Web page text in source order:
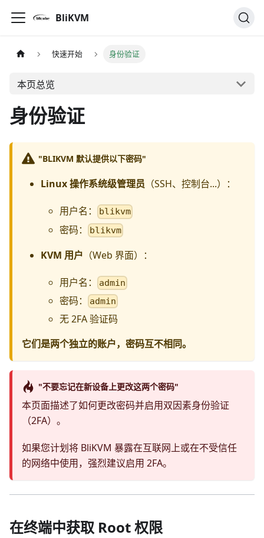
BliKVM
快速开始 身份验证
本页总览
身份验证
"BLIKVM 默认提供以下密码"
Linux 操作系统级管理员 （SSH、控制台...）：
用户名： blikvm
密码： blikvm
KVM 用户 （Web 界面）：
用户名： admin
密码： admin
无 2FA 验证码
它们是两个独立的账户，密码互不相同。
"不要忘记在新设备上更改这两个密码"
本页面描述了如何更改密码并启用双因素身份验证
（2FA）。
如果您计划将 BliKVM 暴露在互联网上或在不受信任
的网络中使用，强烈建议启用 2FA。
在终端中获取 Root 权限